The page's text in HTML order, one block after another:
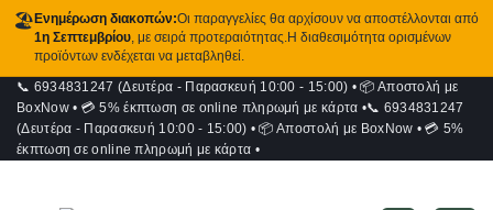
🏖️ Ενημέρωση διακοπών:Οι παραγγελίες θα αρχίσουν να αποστέλλονται από
1η Σεπτεμβρίου, με σειρά προτεραιότητας.Η διαθεσιμότητα ορισμένων
προϊόντων ενδέχεται να μεταβληθεί.
Μετάβαση
στο
περιεχόμενο
📞 6934831247 (Δευτέρα - Παρασκευή 10:00 - 15:00) • 📦 Αποστολή με
BoxNow • 💳 5% έκπτωση σε online πληρωμή με κάρτα •📞 6934831247
(Δευτέρα - Παρασκευή 10:00 - 15:00) • 📦 Αποστολή με BoxNow • 💳 5%
έκπτωση σε online πληρωμή με κάρτα •